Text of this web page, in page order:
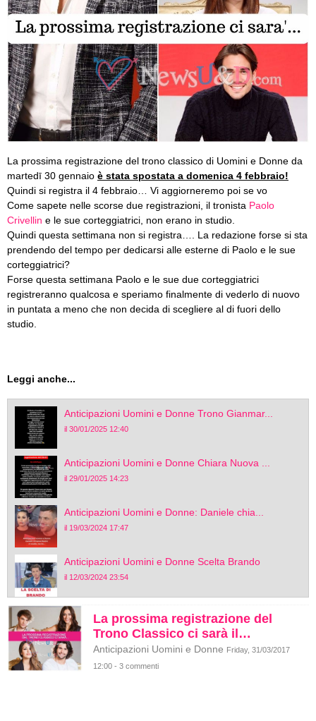
La prossima registrazione del trono classico di Uomini e Donne da
martedī 30 gennaio è stata spostata a domenica 4 febbraio!
Quindi si registra il 4 febbraio… Vi aggiorneremo poi se vo
Come sapete nelle scorse due registrazioni, il tronista Paolo
Crivellin e le sue corteggiatrici, non erano in studio.
Quindi questa settimana non si registra…. La redazione forse si sta
prendendo del tempo per dedicarsi alle esterne di Paolo e le sue
corteggiatrici?
Forse questa settimana Paolo e le sue due corteggiatrici
registreranno qualcosa e speriamo finalmente di vederlo di nuovo
in puntata a meno che non decida di scegliere al di fuori dello
studio.
Leggi anche...
Anticipazioni Uomini e Donne Trono Gianmar...
il 30/01/2025 12:40
Anticipazioni Uomini e Donne Chiara Nuova ...
il 29/01/2025 14:23
Anticipazioni Uomini e Donne: Daniele chia...
il 19/03/2024 17:47
Anticipazioni Uomini e Donne Scelta Brando
il 12/03/2024 23:54
La prossima registrazione del
Trono Classico ci sarà il…
Anticipazioni Uomini e Donne Friday, 31/03/2017
12:00 - 3 commenti